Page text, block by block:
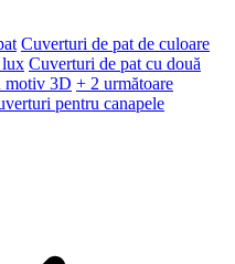
Cuverturi de pat de culoare
lux Cuverturi de pat cu două
motiv 3D + 2 următoare
pentru canapele